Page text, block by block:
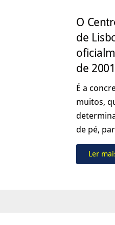
O
de
de
É a
muitos,
de pé,
Ler